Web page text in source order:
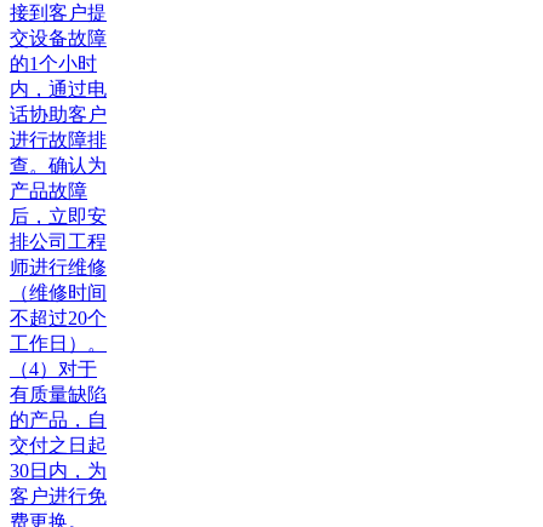
接到客户提
交设备故障
的1个小时
内，通过电
话协助客户
进行故障排
查。确认为
产品故障
后，立即安
排公司工程
师进行维修
（维修时间
不超过20个
工作日）。
（4）对于
有质量缺陷
的产品，自
交付之日起
30日内，为
客户进行免
费更换。